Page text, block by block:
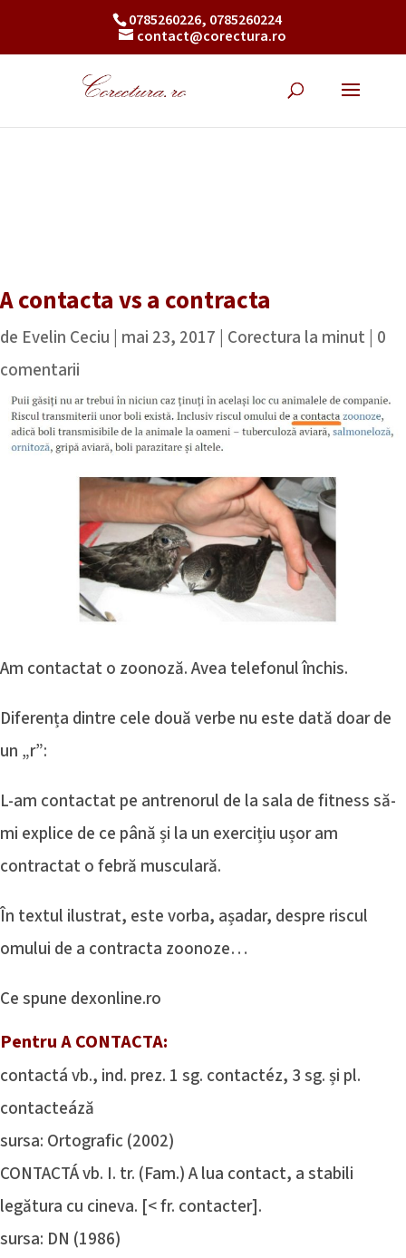
0785260226, 0785260224
contact@corectura.ro
A contacta vs a contracta
de Evelin Ceciu mai 23, 2017 Corectura la minut 0
comentarii
Am contactat o zoonoză. Avea telefonul închis.
Diferența dintre cele două verbe nu este dată doar de
un „r”:
L-am contactat pe antrenorul de la sala de fitness să-
mi explice de ce până și la un exercițiu ușor am
contractat o febră musculară.
În textul ilustrat, este vorba, așadar, despre riscul
omului de a contracta zoonoze…
Ce spune dexonline.ro
Pentru A CONTACTA:
contactá vb., ind. prez. 1 sg. contactéz, 3 sg. și pl.
contacteáză
sursa: Ortografic (2002)
CONTACTÁ vb. I. tr. (Fam.) A lua contact, a stabili
legătura cu cineva. [< fr. contacter].
sursa: DN (1986)